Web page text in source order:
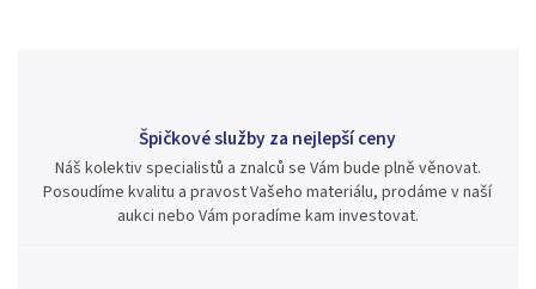
Špičkové služby za nejlepší ceny
Náš kolektiv specialistů a znalců se Vám bude plně věnovat.
Posoudíme kvalitu a pravost Vašeho materiálu, prodáme v naší
aukci nebo Vám poradíme kam investovat.